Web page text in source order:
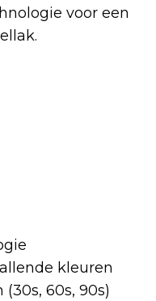
voor een
kleuren
60s, 90s)